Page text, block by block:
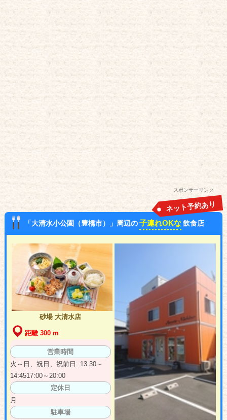
スポンサーリンク
「大清水小公園（豊橋市）」周辺の子連れOKな 飲食店
ネット予約あり
砂場 大清水店
距離 300 m
営業時間
火～日、祝日、祝前日: 13:30～
14:4517:00～20:00
定休日
月
駐車場